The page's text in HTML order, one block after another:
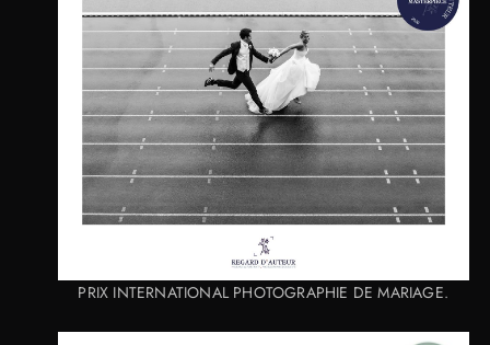
PRIX INTERNATIONAL PHOTOGRAPHIE DE MARIAGE.